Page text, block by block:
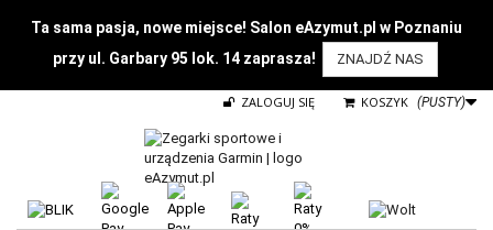
Ta sama pasja, nowe miejsce! Salon eAzymut.pl w Poznaniu
przy ul. Garbary 95 lok. 14 zaprasza!
ZNAJDŹ NAS
KOSZYK (PUSTY)
ZALOGUJ SIĘ